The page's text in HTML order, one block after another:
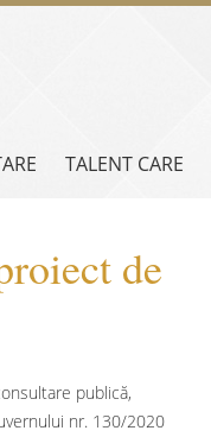
TALENT CARE
de
publică,
nr. 130/2020